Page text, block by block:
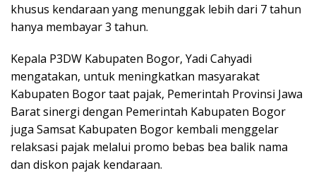
khusus kendaraan yang menunggak lebih dari 7 tahun
hanya membayar 3 tahun.
Kepala P3DW Kabupaten Bogor, Yadi Cahyadi
mengatakan, untuk meningkatkan masyarakat
Kabupaten Bogor taat pajak, Pemerintah Provinsi Jawa
Barat sinergi dengan Pemerintah Kabupaten Bogor
juga Samsat Kabupaten Bogor kembali menggelar
relaksasi pajak melalui promo bebas bea balik nama
dan diskon pajak kendaraan.